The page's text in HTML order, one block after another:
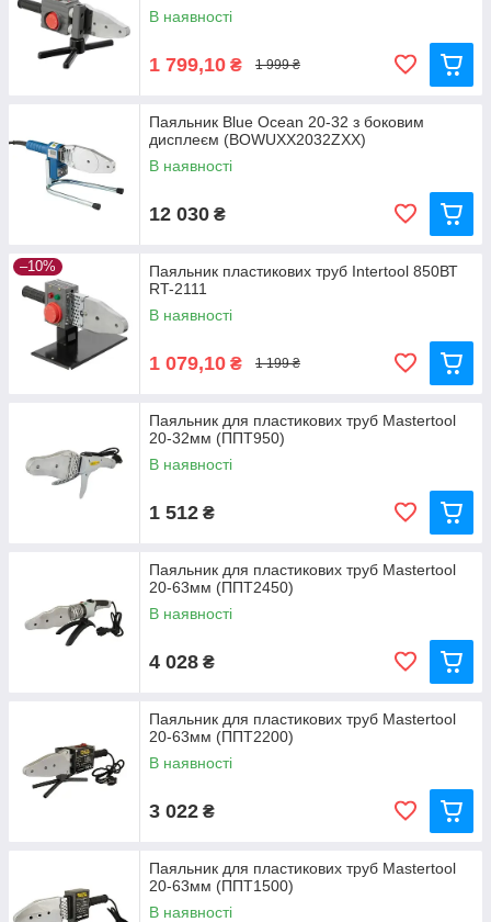
В наявності
1 799,10 ₴ 1 999 ₴
Паяльник Blue Ocean 20-32 з боковим
дисплеєм (BOWUXX2032ZXX)
В наявності
12 030 ₴
–10%
Паяльник пластикових труб Intertool 850ВТ
RT-2111
В наявності
1 079,10 ₴ 1 199 ₴
Паяльник для пластикових труб Mastertool
20-32мм (ППТ950)
В наявності
1 512 ₴
Паяльник для пластикових труб Mastertool
20-63мм (ППТ2450)
В наявності
4 028 ₴
Паяльник для пластикових труб Mastertool
20-63мм (ППТ2200)
В наявності
3 022 ₴
Паяльник для пластикових труб Mastertool
20-63мм (ППТ1500)
В наявності